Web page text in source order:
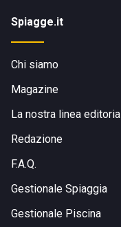
Spiagge.it
Chi siamo
Magazine
La nostra linea
Redazione
F.A.Q.
Gestionale Spiaggia
Gestionale Piscina